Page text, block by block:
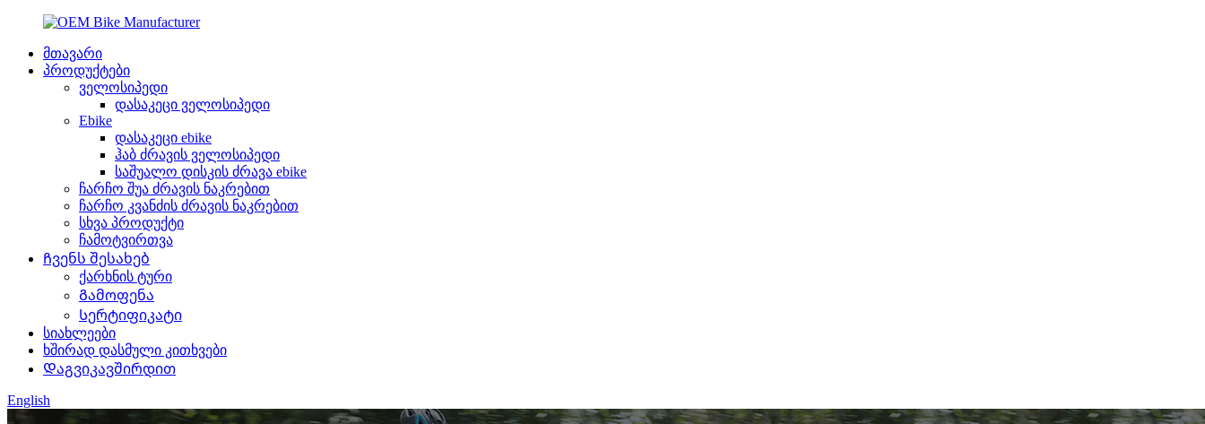
მთავარი
პროდუქტები
ველოსიპედი
დასაკეცი ველოსიპედი
Ebike
დასაკეცი ebike
ჰაბ ძრავის ველოსიპედი
საშუალო დისკის ძრავა ebike
ჩარჩო შუა ძრავის ნაკრებით
ჩარჩო კვანძის ძრავის ნაკრებით
სხვა პროდუქტი
ჩამოტვირთვა
Ჩვენს შესახებ
ქარხნის ტური
Გამოფენა
Სერტიფიკატი
სიახლეები
ხშირად დასმული კითხვები
Დაგვიკავშირდით
English